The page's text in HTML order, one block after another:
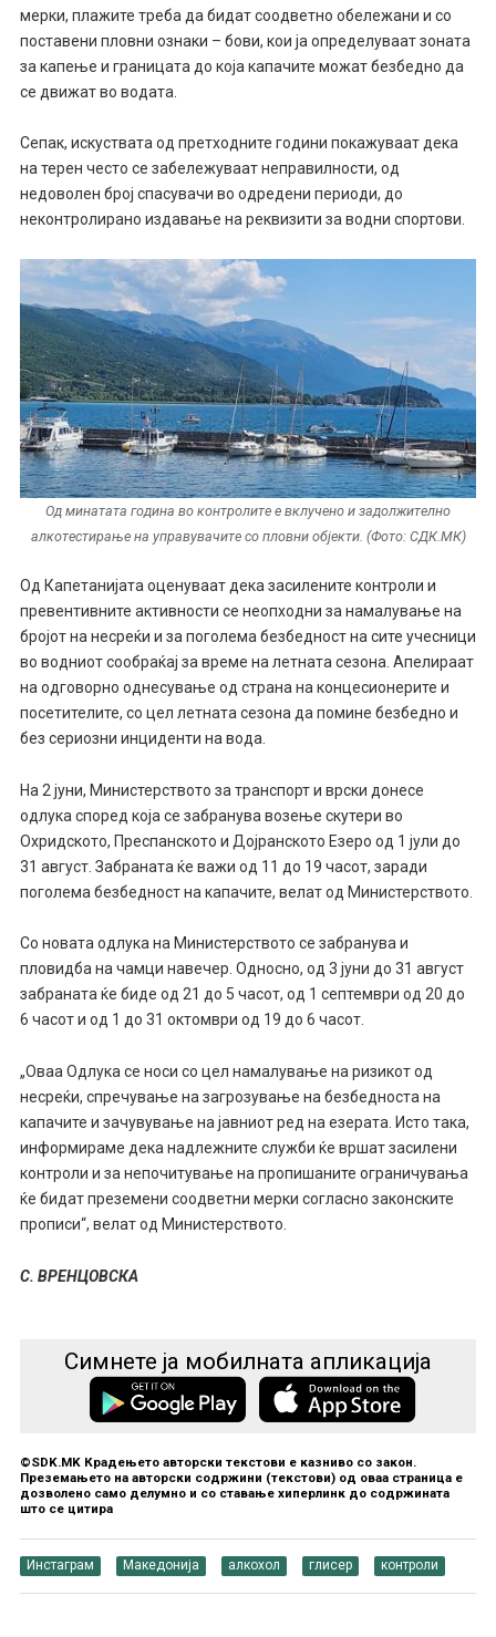
мерки, плажите треба да бидат соодветно обележани и со
поставени пловни ознаки – бови, кои ја определуваат зоната
за капење и границата до која капачите можат безбедно да
се движат во водата.
Сепак, искуствата од претходните години покажуваат дека
на терен често се забележуваат неправилности, од
недоволен број спасувачи во одредени периоди, до
неконтролирано издавање на реквизити за водни спортови.
Од минатата година во контролите е вклучено и задолжително
алкотестирање на управувачите со пловни објекти. (Фото: СДК.МК)
Од Капетанијата оценуваат дека засилените контроли и
превентивните активности се неопходни за намалување на
бројот на несреќи и за поголема безбедност на сите учесници
во водниот сообраќај за време на летната сезона. Апелираат
на одговорно однесување од страна на концесионерите и
посетителите, со цел летната сезона да помине безбедно и
без сериозни инциденти на вода.
На 2 јуни, Министерството за транспорт и врски донесе
одлука според која се забранува возење скутери во
Охридското, Преспанското и Дојранското Езеро од 1 јули до
31 август. Забраната ќе важи од 11 до 19 часот, заради
поголема безбедност на капачите, велат од Министерството.
Со новата одлука на Министерството се забранува и
пловидба на чамци навечер. Односно, од 3 јуни до 31 август
забраната ќе биде од 21 до 5 часот, од 1 септември од 20 до
6 часот и од 1 до 31 октомври од 19 до 6 часот.
„Оваа Одлука се носи со цел намалување на ризикот од
несреќи, спречување на загрозување на безбедноста на
капачите и зачувување на јавниот ред на езерата. Исто така,
информираме дека надлежните служби ќе вршат засилени
контроли и за непочитување на пропишаните ограничувања
ќе бидат преземени соодветни мерки согласно законските
прописи“, велат од Министерството.
С. ВРЕНЦОВСКА
Симнете ја мобилната апликација
©SDK.MK Крадењето авторски текстови е казниво со закон.
Преземањето на авторски содржини (текстови) од оваа страница е
дозволено само делумно и со ставање хиперлинк до содржината
што се цитира
Инстаграм Македонија алкохол глисер контроли